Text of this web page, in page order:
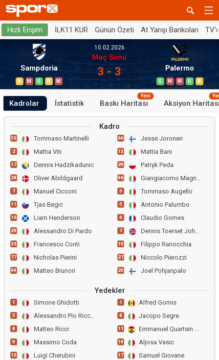
Hızlı Erişim İLK11 KUR Günün Özeti At Yarışı Bankoları
Sampdoria
B M G B M
10.02.2026
Maç Sonu
3 - 3 Palermo
G M M G B
Kadrolar İstatistik Baskı Haritası
Yeni
Aksiyon
Kadro
50 Tommaso Martinelli
2 Mattia Viti
17 Dennis Hadzikadunic
28 Oliver Abildgaard
7 Manuel Cicconi
11 Tjas Begic
16 Liam Henderson
29 Alessandro Di Pardo
33 Francesco Conti
77 Nicholas Pierini
99 Matteo Brunori
66 Jesse Joronen
13 Mattia Bani
29 Patryk Peda
96 Giangiacomo Magnani
3 Tommaso Augello
5 Antonio Palumbo
6 Claudio Gomes
7 Dennis Toerset Johnsen
10 Filippo Ranocchia
27 Niccolo Pierozzi
20 Joel Pohjanpalo
Yedekler
1 Simone Ghidotti
5 Alessandro Pio Riccio
8 Matteo Ricci
9 Massimo Coda
10 Luigi Cherubini
1 Alfred Gomis
8 Jacopo Segre
11 Emmanuel Quartsin Gyasi
14 Aljosa Vasic
17 Samuel Giovane